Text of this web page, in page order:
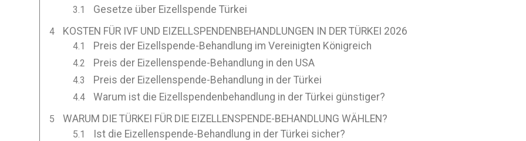
Gesetze über Eizellspende Türkei
KOSTEN FÜR IVF UND EIZELLSPENDENBEHANDLUNGEN IN DER TÜRKEI 2026
Preis der Eizellspende-Behandlung im Vereinigten Königreich
Preis der Eizellenspende-Behandlung in den USA
Preis der Eizellenspende-Behandlung in der Türkei
Warum ist die Eizellspendenbehandlung in der Türkei günstiger?
WARUM DIE TÜRKEI FÜR DIE EIZELLENSPENDE-BEHANDLUNG WÄHLEN?
Ist die Eizellenspende-Behandlung in der Türkei sicher?